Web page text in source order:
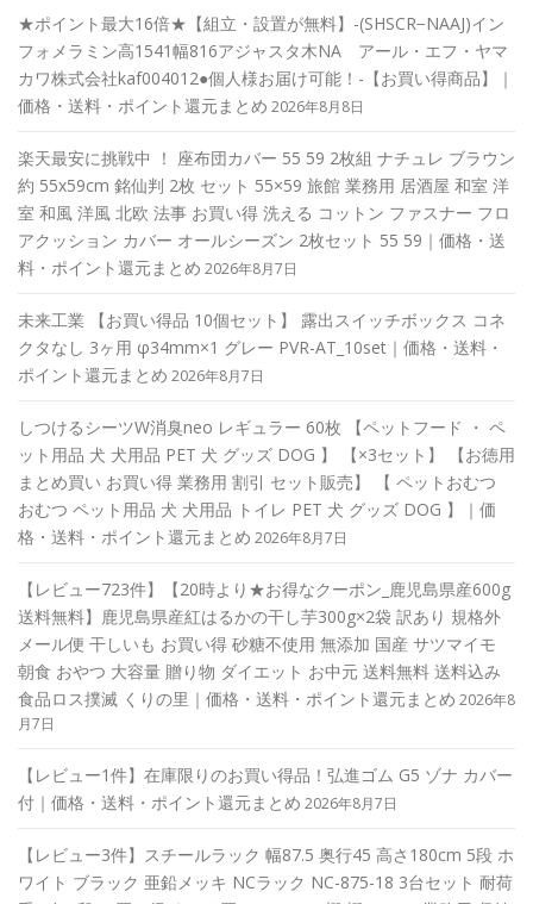
★ポイント最大16倍★【組立・設置が無料】-(SHSCR−NAAJ)イン
フォメラミン高1541幅816アジャスタ木NA アール・エフ・ヤマ
カワ株式会社kaf004012●個人様お届け可能！-【お買い得商品】｜
価格・送料・ポイント還元まとめ 2026年8月8日
楽天最安に挑戦中 ！ 座布団カバー 55 59 2枚組 ナチュレ ブラウン
約 55x59cm 銘仙判 2枚 セット 55×59 旅館 業務用 居酒屋 和室 洋
室 和風 洋風 北欧 法事 お買い得 洗える コットン ファスナー フロ
アクッション カバー オールシーズン 2枚セット 55 59｜価格・送
料・ポイント還元まとめ 2026年8月7日
未来工業 【お買い得品 10個セット】 露出スイッチボックス コネ
クタなし 3ヶ用 φ34mm×1 グレー PVR-AT_10set｜価格・送料・
ポイント還元まとめ 2026年8月7日
しつけるシーツW消臭neo レギュラー 60枚 【ペットフード ・ ペ
ット用品 犬 犬用品 PET 犬 グッズ DOG 】 【×3セット】 【お徳用
まとめ買い お買い得 業務用 割引 セット販売】 【 ペットおむつ
おむつ ペット用品 犬 犬用品 トイレ PET 犬 グッズ DOG 】｜価
格・送料・ポイント還元まとめ 2026年8月7日
【レビュー723件】【20時より★お得なクーポン_鹿児島県産600g
送料無料】鹿児島県産紅はるかの干し芋300g×2袋 訳あり 規格外
メール便 干しいも お買い得 砂糖不使用 無添加 国産 サツマイモ
朝食 おやつ 大容量 贈り物 ダイエット お中元 送料無料 送料込み
食品ロス撲滅 くりの里｜価格・送料・ポイント還元まとめ 2026年8
月7日
【レビュー1件】在庫限りのお買い得品！弘進ゴム G5 ゾナ カバー
付｜価格・送料・ポイント還元まとめ 2026年8月7日
【レビュー3件】スチールラック 幅87.5 奥行45 高さ180cm 5段 ホ
ワイト ブラック 亜鉛メッキ NCラック NC-875-18 3台セット 耐荷